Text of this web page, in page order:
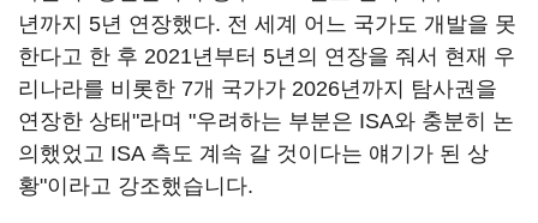
년까지 5년 연장했다. 전 세계 어느 국가도 개발을 못
한다고 한 후 2021년부터 5년의 연장을 줘서 현재 우
리나라를 비롯한 7개 국가가 2026년까지 탐사권을
연장한 상태"라며 "우려하는 부분은 ISA와 충분히 논
의했었고 ISA 측도 계속 갈 것이다는 얘기가 된 상
황"이라고 강조했습니다.